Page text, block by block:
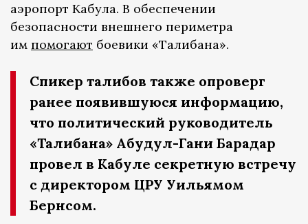
аэропорт Кабула. В обеспечении
безопасности внешнего периметра
им помогают боевики «Талибана».
Спикер талибов также опроверг
ранее появившуюся информацию,
что политический руководитель
«Талибана» Абудул-Гани Барадар
провел в Кабуле секретную встречу
с директором ЦРУ Уильямом
Бернсом.